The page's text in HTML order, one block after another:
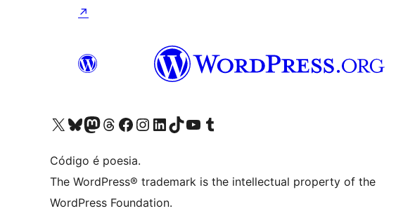
↗
Acessar nossa conta do X (antigo Twitter)
Acessar nossa conta do Bluesky
Acessar nossa conta do Mastodon
Acessar nossa conta do Threads
Acessar nossa página do Facebook
Acessar nossa conta do Instagram
Acessar nossa conta do LinkedIn
Acessar nossa conta do TikTok
Acessar nosso canal do YouTube
Acessar nossa conta no Tumblr
Código é poesia.
The WordPress® trademark is the intellectual property of the
WordPress Foundation.